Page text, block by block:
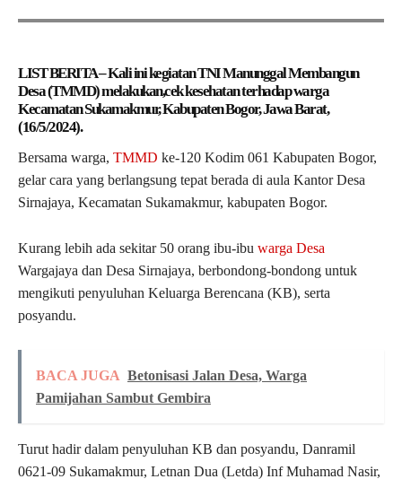
LIST BERITA – Kali ini kegiatan TNI Manunggal Membangun
Desa (TMMD) melakukan,cek kesehatan terhadap warga
Kecamatan Sukamakmur, Kabupaten Bogor, Jawa Barat,
(16/5/2024).
Bersama warga, TMMD ke-120 Kodim 061 Kabupaten Bogor,
gelar cara yang berlangsung tepat berada di aula Kantor Desa
Sirnajaya, Kecamatan Sukamakmur, kabupaten Bogor.
Kurang lebih ada sekitar 50 orang ibu-ibu warga Desa
Wargajaya dan Desa Sirnajaya, berbondong-bondong untuk
mengikuti penyuluhan Keluarga Berencana (KB), serta
posyandu.
BACA JUGA Betonisasi Jalan Desa, Warga
Pamijahan Sambut Gembira
Turut hadir dalam penyuluhan KB dan posyandu, Danramil
0621-09 Sukamakmur, Letnan Dua (Letda) Inf Muhamad Nasir,